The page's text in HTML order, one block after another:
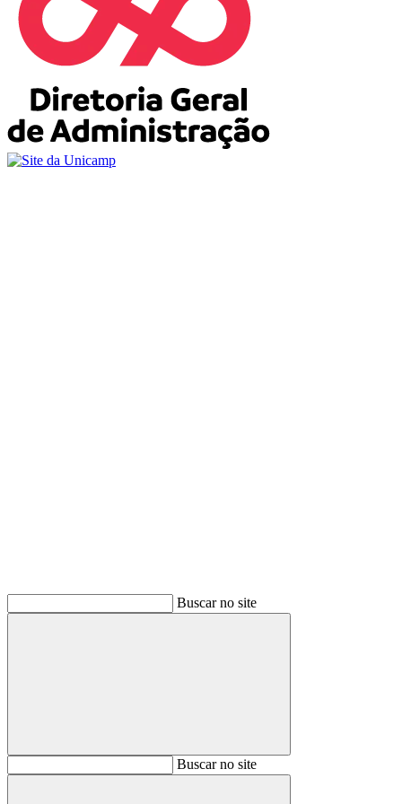
Buscar no site
BuscarBuscar no site